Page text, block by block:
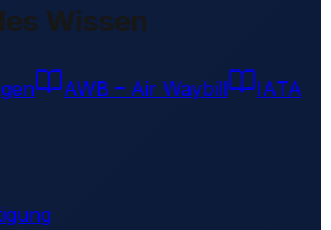
Wissen
AWB – Air Waybill IATA